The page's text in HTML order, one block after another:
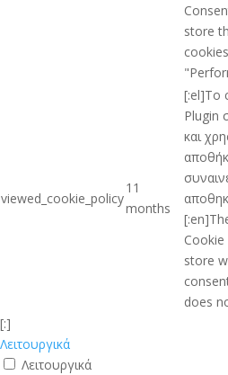
store
viewed_cookie_policy
11
months
[:el]Το
Plugin
και
store
does
[:]
Λειτουργικά
Λειτουργικά